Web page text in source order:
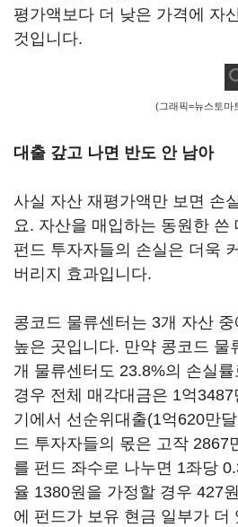
평가액보다 더 낮은 가격에 자
것입니다.
(그래픽=뉴스토마
대출 갚고 나면 반도 안 남아
사실 자산 재평가액만 보면 손
요. 자산을 매입하는 동원한 쓴
펀드 투자자들의 손실은 더욱
버리지 효과입니다.
콩코드 물류센터는 3개 자산
높은 곳입니다. 만약 콩코드 물
개 물류센터도 23.8%의 손실
경우 전체 매각대금은 1억3487
기에서 선순위대출(1억620만
드 투자자들의 몫은 고작 2867
를 펀드 좌수로 나누면 1좌당
율 1380원을 가정할 경우 427
에 펀드가 보유 현금 일부가 더